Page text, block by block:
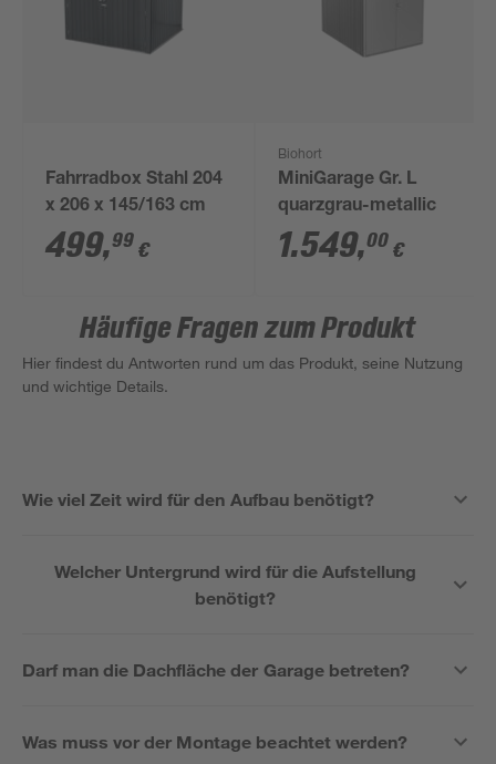
Fahrradbox Stahl 204
x 206 x 145/163 cm
499,99 €
Biohort
MiniGarage Gr. L
quarzgrau-metallic
1.549,00 €
Häufige Fragen zum Produkt
Hier findest du Antworten rund um das Produkt, seine Nutzung
und wichtige Details.
Wie viel Zeit wird für den Aufbau benötigt?
Welcher Untergrund wird für die Aufstellung
benötigt?
Darf man die Dachfläche der Garage betreten?
Was muss vor der Montage beachtet werden?